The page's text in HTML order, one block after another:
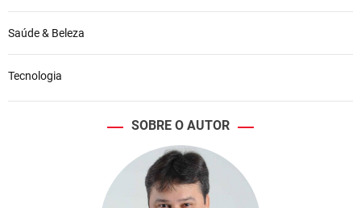
Saúde & Beleza
Tecnologia
SOBRE O AUTOR